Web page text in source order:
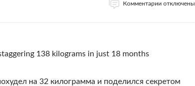
Комментарии отключены
138 kilograms in just 18 months
на 32 килограмма и поделился секретом